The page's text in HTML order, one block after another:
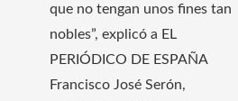
que no tengan unos fines tan
nobles”, explicó a EL
PERIÓDICO DE ESPAÑA
Francisco José Serón,